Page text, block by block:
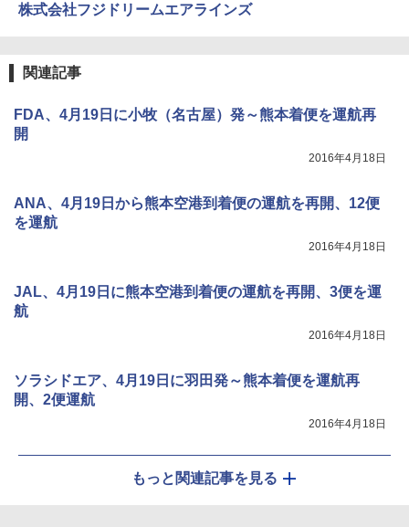
株式会社フジドリームエアラインズ
関連記事
FDA、4月19日に小牧（名古屋）発～熊本着便を運航再
開
2016年4月18日
ANA、4月19日から熊本空港到着便の運航を再開、12便
を運航
2016年4月18日
JAL、4月19日に熊本空港到着便の運航を再開、3便を運
航
2016年4月18日
ソラシドエア、4月19日に羽田発～熊本着便を運航再
開、2便運航
2016年4月18日
もっと関連記事を見る